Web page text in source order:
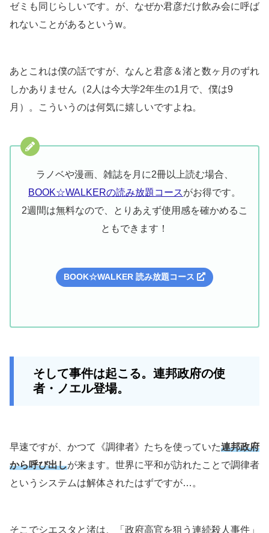
ゼミも同じらしいです。が、なぜか君彦だけ飲み会に呼ば
れないことがあるというw。
あとこれは僕の話ですが、なんと君彦＆渚と数ヶ月のずれ
しかありません（2人は今大学2年生の1月で、僕は9
月）。こういうのは何気に嬉しいですよね。
ラノベや漫画、雑誌を月に2冊以上読む場合、
BOOK☆WALKERの読み放題コースがお得です。
2週間は無料なので、とりあえず使用感を確かめるこ
ともできます！
BOOK☆WALKER 読み放題コース
そして事件は起こる。連邦政府の使
者・ノエル登場。
早速ですが、かつて《調律者》たちを使っていた連邦政府
から呼び出しが来ます。世界に平和が訪れたことで調律者
というシステムは解体されたはずですが…。
そこでシエスタと渚は、「政府高官を狙う連続殺人事件」